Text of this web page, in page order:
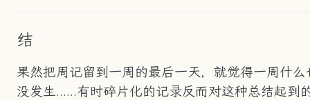
结
果然把周记留到一周的最后一天，就觉得一周什么
没发生……有时碎片化的记录反而对这种总结起到